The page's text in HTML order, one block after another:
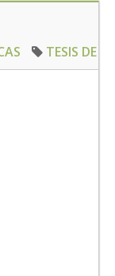
TESIS DE